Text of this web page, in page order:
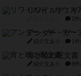
リワイルド：サ
2件
アンダー・ザ・
紹介文あり 1
宵と暁の呪文書
紹介文あり 8